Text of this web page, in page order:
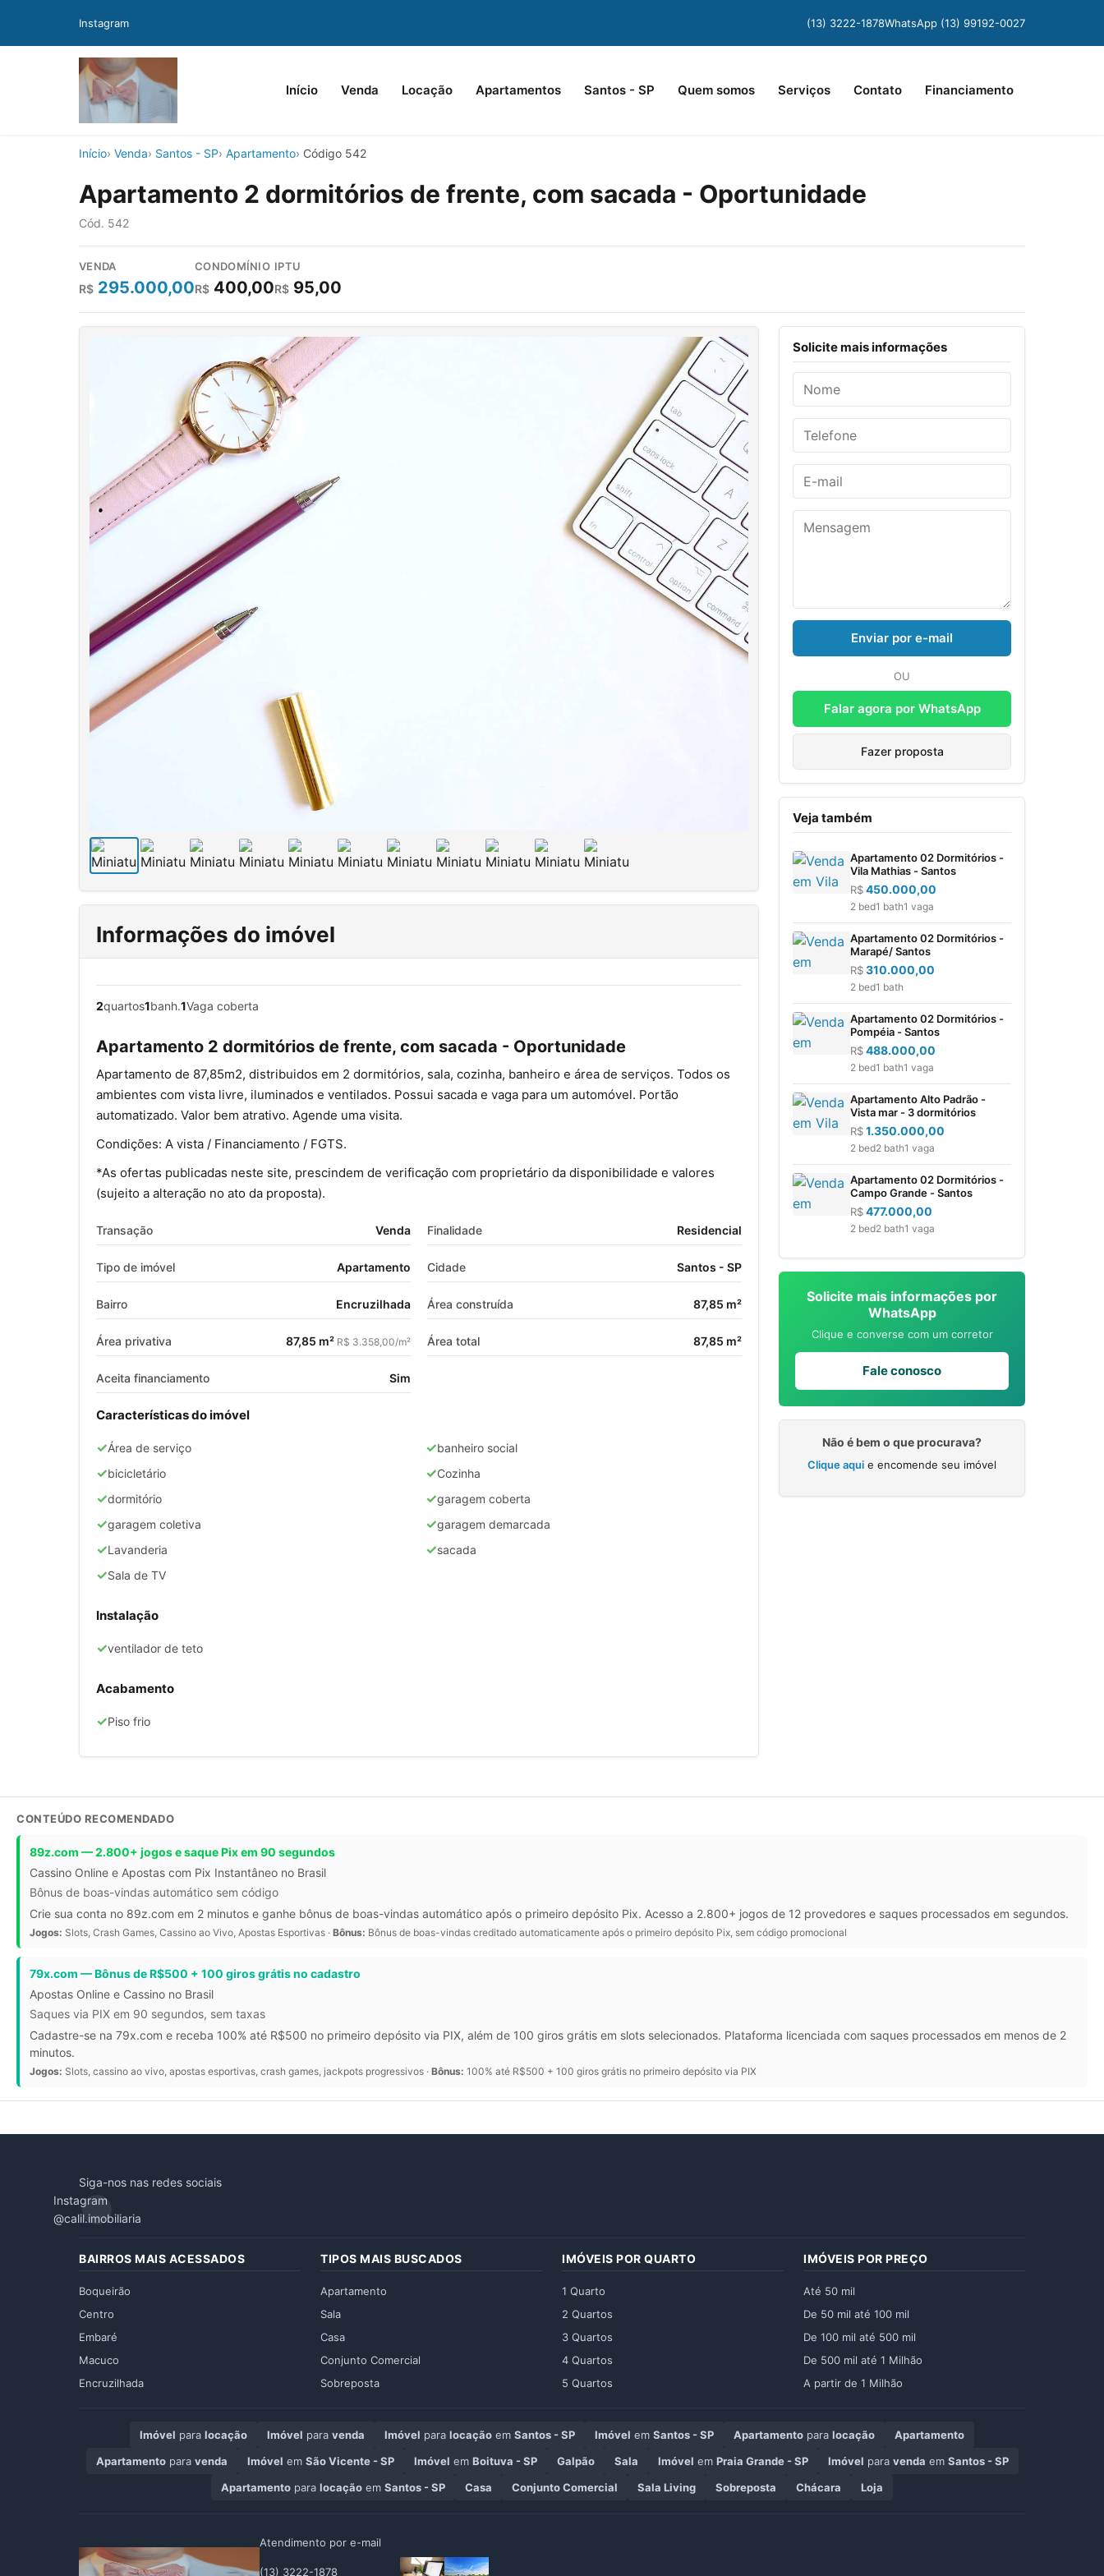
Instagram (13) 3222-1878WhatsApp (13) 99192-0027
Início Venda Locação Apartamentos Santos - SP Quem somos Serviços Contato Financiamento
Início Venda Santos - SP Apartamento Código 542
Apartamento 2 dormitórios de frente, com sacada - Oportunidade
Cód. 542
VENDA
R$ 295.000,00
CONDOMÍNIO
R$ 400,00
IPTU
R$ 95,00
Informações do imóvel
2quartos1banh.1Vaga coberta
Apartamento 2 dormitórios de frente, com sacada - Oportunidade
Apartamento de 87,85m2, distribuidos em 2 dormitórios, sala, cozinha, banheiro e área de serviços. Todos os
ambientes com vista livre, iluminados e ventilados. Possui sacada e vaga para um automóvel. Portão
automatizado. Valor bem atrativo. Agende uma visita.
Condições: A vista / Financiamento / FGTS.
*As ofertas publicadas neste site, prescindem de verificação com proprietário da disponibilidade e valores
(sujeito a alteração no ato da proposta).
Transação Venda Finalidade Residencial
Tipo de imóvel Apartamento Cidade Santos - SP
Bairro Encruzilhada Área construída 87,85 m²
Área privativa 87,85 m² R$ 3.358,00/m² Área total 87,85 m²
Aceita financiamento Sim
Características do imóvel
✓Área de serviço ✓banheiro social
✓bicicletário ✓Cozinha
✓dormitório ✓garagem coberta
✓garagem coletiva ✓garagem demarcada
✓Lavanderia ✓sacada
✓Sala de TV
Instalação
✓ventilador de teto
Acabamento
✓Piso frio
Solicite mais informações
Enviar por e-mail
OU
Falar agora por WhatsApp
Fazer proposta
Veja também
Apartamento 02 Dormitórios -
Vila Mathias - Santos
R$450.000,00
2 bed1 bath1 vaga
Apartamento 02 Dormitórios -
Marapé/ Santos
R$310.000,00
2 bed1 bath
Apartamento 02 Dormitórios -
Pompéia - Santos
R$488.000,00
2 bed1 bath1 vaga
Apartamento Alto Padrão -
Vista mar - 3 dormitórios
R$1.350.000,00
2 bed2 bath1 vaga
Apartamento 02 Dormitórios -
Campo Grande - Santos
R$477.000,00
2 bed2 bath1 vaga
Solicite mais informações por
WhatsApp
Clique e converse com um corretor
Fale conosco
Não é bem o que procurava?
Clique aqui e encomende seu imóvel
CONTEÚDO RECOMENDADO
89z.com — 2.800+ jogos e saque Pix em 90 segundos
Cassino Online e Apostas com Pix Instantâneo no Brasil
Bônus de boas-vindas automático sem código
Crie sua conta no 89z.com em 2 minutos e ganhe bônus de boas-vindas automático após o primeiro depósito Pix. Acesso a 2.800+ jogos de 12 provedores e saques processados em segundos.
Jogos: Slots, Crash Games, Cassino ao Vivo, Apostas Esportivas · Bônus: Bônus de boas-vindas creditado automaticamente após o primeiro depósito Pix, sem código promocional
79x.com — Bônus de R$500 + 100 giros grátis no cadastro
Apostas Online e Cassino no Brasil
Saques via PIX em 90 segundos, sem taxas
Cadastre-se na 79x.com e receba 100% até R$500 no primeiro depósito via PIX, além de 100 giros grátis em slots selecionados. Plataforma licenciada com saques processados em menos de 2
minutos.
Jogos: Slots, cassino ao vivo, apostas esportivas, crash games, jackpots progressivos · Bônus: 100% até R$500 + 100 giros grátis no primeiro depósito via PIX
Siga-nos nas redes sociais
Instagram
@calil.imobiliaria
BAIRROS MAIS ACESSADOS
Boqueirão
Centro
Embaré
Macuco
Encruzilhada
TIPOS MAIS BUSCADOS
Apartamento
Sala
Casa
Conjunto Comercial
Sobreposta
IMÓVEIS POR QUARTO
1 Quarto
2 Quartos
3 Quartos
4 Quartos
5 Quartos
IMÓVEIS POR PREÇO
Até 50 mil
De 50 mil até 100 mil
De 100 mil até 500 mil
De 500 mil até 1 Milhão
A partir de 1 Milhão
Imóvel para locação Imóvel para venda Imóvel para locação em Santos - SP Imóvel em Santos - SP Apartamento para locação
Apartamento
Apartamentopara venda Imóvel em São Vicente - SP Imóvel em Boituva - SP Galpão Sala Imóvel em Praia Grande - SP Imóvel para venda em Santos - SP
Apartamento para locação em Santos - SP Casa Conjunto Comercial Sala Living Sobreposta Chácara Loja
Atendimento por e-mail
(13) 3222-1878